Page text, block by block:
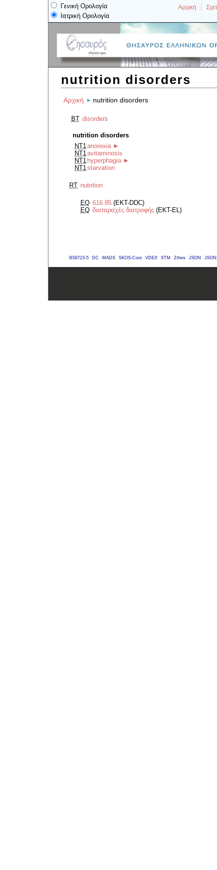
Γενική Ορολογία
Ιατρική Ορολογία
Αρχική
nutrition disorders
Αρχική nutrition disorders
BT disorders
nutrition disorders
NT1 anorexia ►
NT1 avitaminosis
NT1 hyperphagia ►
NT1 starvation
RT nutrition
EQ 616.85(EKT-DDC)
EQ διαταραχές διατροφής(EKT-EL)
BS8723-5 DC MADS SKOS-Core VDEX XTM Zthes JSON